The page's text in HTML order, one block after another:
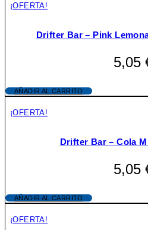
¡OFERTA!
Drifter Bar – Pink
5,05
AÑADIR AL CARRITO
¡OFERTA!
Drifter Bar – Cola
5,05
AÑADIR AL CARRITO
¡OFERTA!